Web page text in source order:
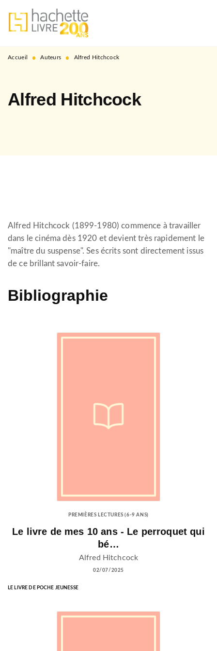
MENU RECHERCHE
PIED DE PAGE
Accueil • Auteurs • Alfred Hitchcock
Alfred Hitchcock
Alfred Hitchcock (1899-1980) commence à travailler
dans le cinéma dès 1920 et devient très rapidement le
"maître du suspense". Ses écrits sont directement issus
de ce brillant savoir-faire.
Bibliographie
PREMIÈRES LECTURES (6-9 ANS)
Le livre de mes 10 ans - Le perroquet qui
bé…
Alfred Hitchcock
02/07/2025
LE LIVRE DE POCHE JEUNESSE